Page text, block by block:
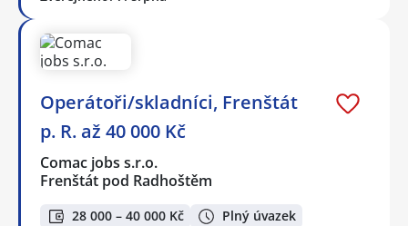
Operátoři/skladníci, Frenštát
p. R. až 40 000 Kč
Comac jobs s.r.o.
Frenštát pod Radhoštěm
28 000 – 40 000 Kč Plný úvazek